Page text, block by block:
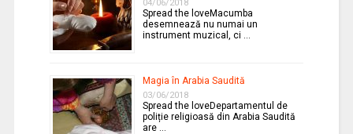
04/06/2018
Spread the loveMacumba
desemnează nu numai un
instrument muzical, ci …
Magia în Arabia Saudită
03/06/2018
Spread the loveDepartamentul de
poliție religioasă din Arabia Saudită
are …